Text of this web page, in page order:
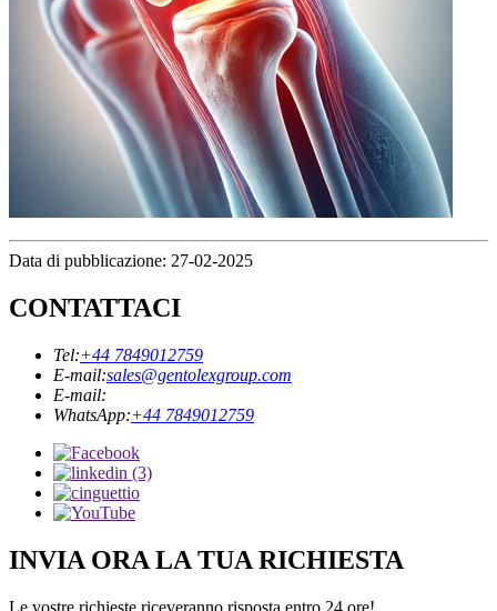
Data di pubblicazione: 27-02-2025
CONTATTACI
Tel:+44 7849012759
E-mail:sales@gentolexgroup.com
E-mail:
WhatsApp:+44 7849012759
INVIA ORA LA TUA RICHIESTA
Le vostre richieste riceveranno risposta entro 24 ore!